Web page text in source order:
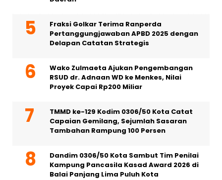
Fraksi Golkar Terima Ranperda
Pertanggungjawaban APBD 2025 dengan
Delapan Catatan Strategis
Wako Zulmaeta Ajukan Pengembangan
RSUD dr. Adnaan WD ke Menkes, Nilai
Proyek Capai Rp200 Miliar
TMMD ke-129 Kodim 0306/50 Kota Catat
Capaian Gemilang, Sejumlah Sasaran
Tambahan Rampung 100 Persen
Dandim 0306/50 Kota Sambut Tim Penilai
Kampung Pancasila Kasad Award 2026 di
Balai Panjang Lima Puluh Kota